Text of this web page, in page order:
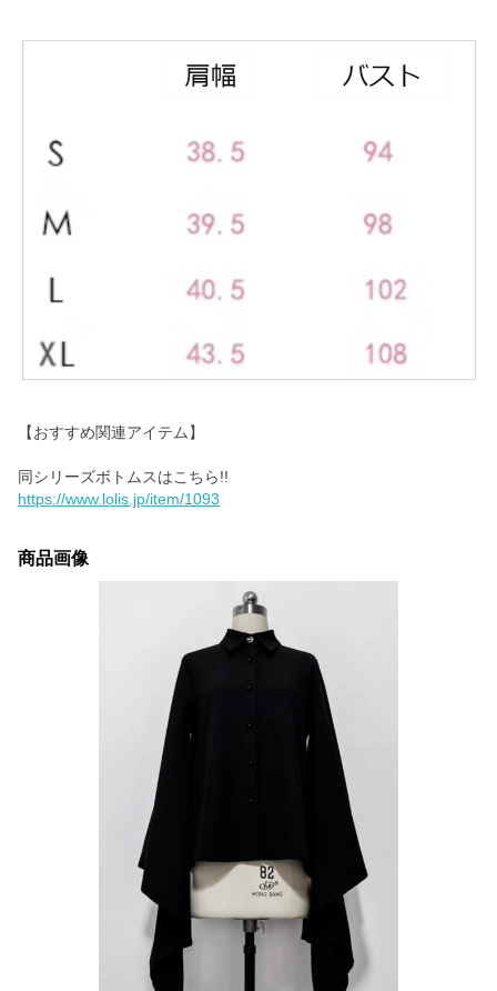
【おすすめ関連アイテム】
https://www.lolis.jp/item/1093
商品画像